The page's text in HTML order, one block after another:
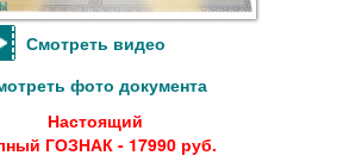
Смотреть видео
фото документа
Настоящий
ГОЗНАК - 17990 руб.